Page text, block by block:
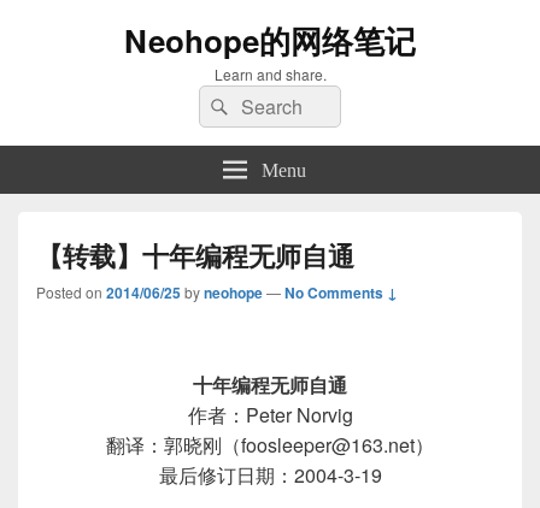
Neohope的网络笔记
Learn and share.
Search
for:
Search
Menu
【转载】十年编程无师自通
Posted on 2014/06/25byneohope—No Comments ↓
十年编程无师自通
作者：Peter Norvig
翻译：郭晓刚（foosleeper@163.net）
最后修订日期：2004-3-19